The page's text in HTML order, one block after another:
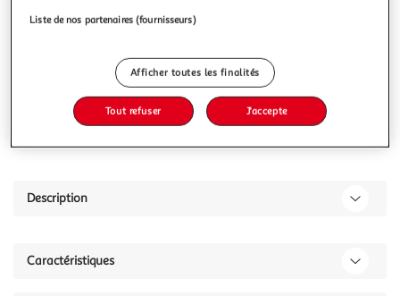
167,99€
Ajouter au panier
Ajouter à une liste
Description
Caractéristiques
Liste de nos partenaires (fournisseurs)
Afficher toutes les finalités
Tout refuser J'accepte